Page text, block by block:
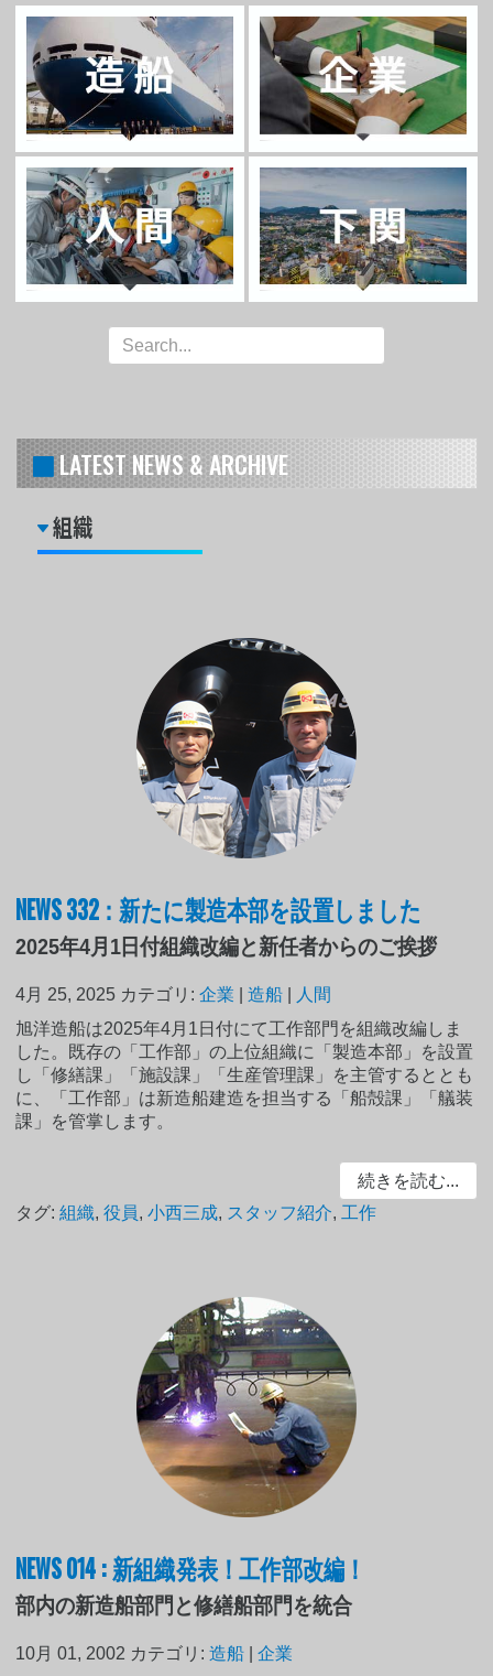
LATEST NEWS & ARCHIVE
組織
NEWS 332：新たに製造本部を設置しました
2025年4月1日付組織改編と新任者からのご挨拶
4月 25, 2025 カテゴリ:企業 |造船
人間
旭洋造船は2025年4月1日付にて工作部門を組織改編しま
した。既存の「工作部」の上位組織に「製造本部」を設置
し「修繕課」「施設課」「生産管理課」を主管するととも
に、「工作部」は新造船建造を担当する「船殻課」「艤装
課」を管掌します。
続きを読む...
タグ:組織,役員,小西三成, スタッフ紹介, 工作
NEWS 014 : 新組織発表！工作部改編！
部内の新造船部門と修繕船部門を統合
10月 01, 2002 カテゴリ:造船 |企業